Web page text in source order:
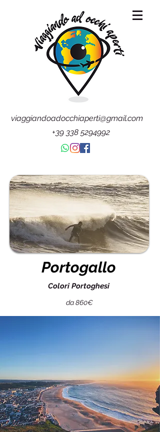
viaggiandoadocchiaperti@gmail.com
+39 338 5294992
Portogallo
Colori Portoghesi
da 860€